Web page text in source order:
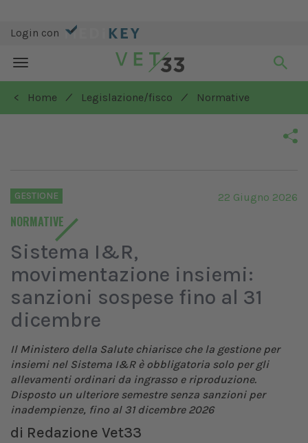
Login con
Toggle
navigation
< Home
/ Legislazione/fisco / Normative
GESTIONE
NORMATIVE
22 Giugno 2026
Sistema I&R,
movimentazione insiemi:
sanzioni sospese fino al 31
dicembre
Il Ministero della Salute chiarisce che la gestione per
insiemi nel Sistema I&R è obbligatoria solo per gli
allevamenti ordinari da ingrasso e riproduzione.
Disposto un ulteriore semestre senza sanzioni per
inadempienze, fino al 31 dicembre 2026
di Redazione Vet33